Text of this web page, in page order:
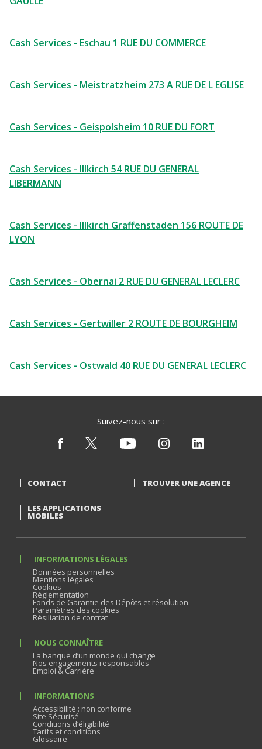
Cash Services - Eschau 1 RUE DU COMMERCE
Cash Services - Meistratzheim 273 A RUE DE L EGLISE
Cash Services - Geispolsheim 10 RUE DU FORT
Cash Services - Illkirch 54 RUE DU GENERAL
LIBERMANN
Cash Services - Illkirch Graffenstaden 156 ROUTE DE
LYON
Cash Services - Obernai 2 RUE DU GENERAL LECLERC
Cash Services - Gertwiller 2 ROUTE DE BOURGHEIM
Cash Services - Ostwald 40 RUE DU GENERAL LECLERC
Suivez-nous sur :
CONTACT TROUVER UNE AGENCE
LES APPLICATIONS
MOBILES
INFORMATIONS LÉGALES
Données personnelles
Mentions légales
Cookies
Réglementation
Fonds de Garantie des Dépôts et résolution
Paramètres des cookies
Résiliation de contrat
NOUS CONNAÎTRE
La banque d’un monde qui change
Nos engagements responsables
Emploi & Carrière
INFORMATIONS
Accessibilité : non conforme
Site Sécurisé
Conditions d’éligibilité
Tarifs et conditions
Glossaire